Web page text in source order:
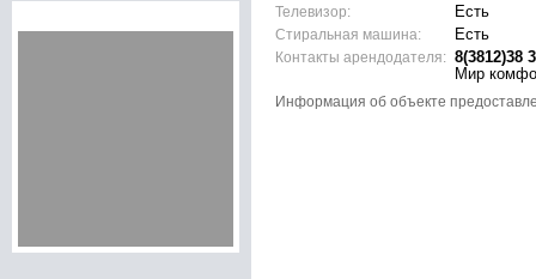
Телевизор:
Есть
Стиральная машина:
Есть
Контакты арендодателя: 8(3812)38
Мир
Информация об объекте